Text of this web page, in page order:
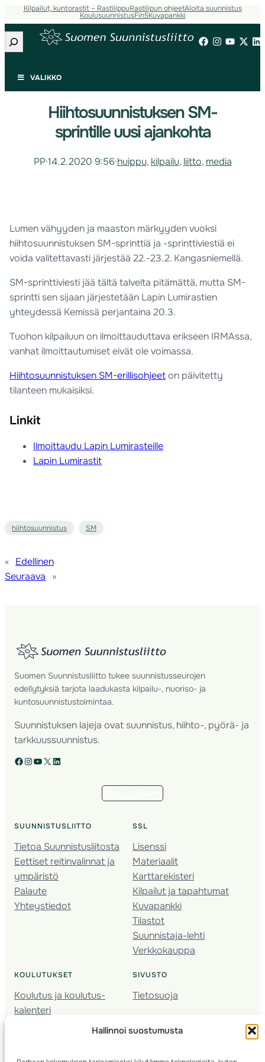
Hallinnoi suostumusta
Kilpailut, kuntorastit – RastilippuRastilipun ohjeetAloita suunnistus
KoulusuunnistusFin5Kuvapankki
Etsi
VALIKKO
Hiihtosuunnistuksen SM-
sprintille uusi ajankohta
PP·14.2.2020 9:56·huippu, kilpailu, liitto, media
Lumen vähyyden ja maaston märkyyden vuoksi
hiihtosuunnistuksen SM-sprinttiä ja -sprinttiviestiä ei
voida valitettavasti järjestää 22.-23.2. Kangasniemellä.
SM-sprinttiviesti jää tältä talvelta pitämättä, mutta SM-
sprintti sen sijaan järjestetään Lapin Lumirastien
yhteydessä Kemissä perjantaina 20.3.
Tuohon kilpailuun on ilmoittauduttava erikseen IRMAssa,
vanhat ilmoittautumiset eivät ole voimassa.
Hiihtosuunnistuksen SM-erillisohjeeton päivitetty
tilanteen mukaisiksi.
Linkit
Ilmoittaudu Lapin Lumirasteille
Lapin Lumirastit
hiihtosuunnistus SM
« Edellinen
Seuraava
»
Suomen Suunnistusliitto tukee suunnistusseurojen
edellytyksiä tarjota laadukasta kilpailu-, nuoriso- ja
kuntosuunnistustoimintaa.
Suunnistuksen lajeja ovat suunnistus, hiihto-, pyörä- ja
tarkkuussuunnistus.
Facebook Instagram YouTube X LinkedIn
SUUNNISTUSLIITTO
Tietoa Suunnistusliitosta
Eettiset reitinvalinnat ja
ympäristö
Palaute
Yhteystiedot
SSL
Lisenssi
Materiaalit
Karttarekisteri
Kilpailut ja tapahtumat
Kuvapankki
Tilastot
Suunnistaja-lehti
Verkkokauppa
KOULUTUKSET
Koulutus ja koulutus­
kalenteri
Nuorison koulutukset
SIVUSTO
Tietosuoja